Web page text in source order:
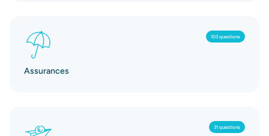
103 questions
Assurances
31 questions